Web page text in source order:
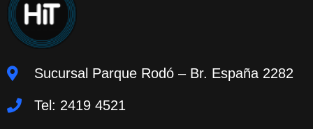
Sucursal Parque Rodó – Br. España 2282
Tel: 2419 4521